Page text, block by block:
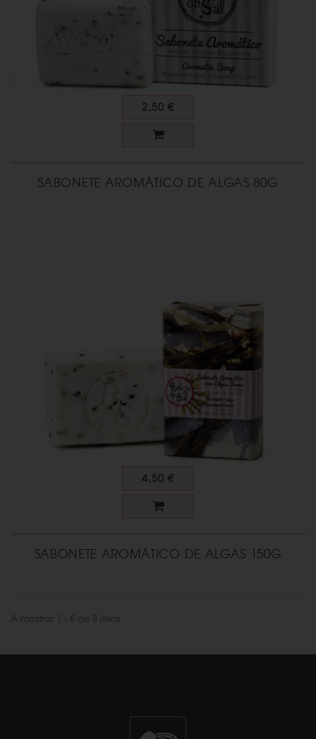
2,50 €
SABONETE AROMÁTICO DE ALGAS 80G
4,50 €
SABONETE AROMÁTICO DE ALGAS 150G
A mostrar 1 - 8 de 8 itens